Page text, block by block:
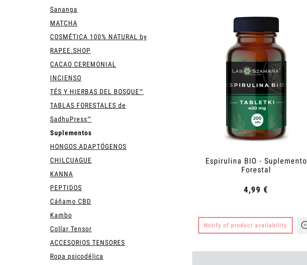
Sananga
MATCHA
COSMÉTICA 100% NATURAL by
RAPEE.SHOP
CACAO CEREMONIAL
INCIENSO
TÉS Y HIERBAS DEL BOSQUE™
TABLAS FORESTALES de
SadhuPress™
Suplementos
HONGOS ADAPTÓGENOS
CHILCUAGUE
KANNA
PEPTIDOS
Cáñamo CBD
Kambo
Collar Tensor
ACCESORIOS TENSORES
Ropa psicodélica
Espirulina BIO - Suplemento
Forestal
4,99 €
Notify of product availability